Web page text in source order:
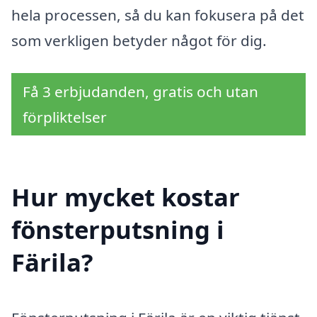
hela processen, så du kan fokusera på det
som verkligen betyder något för dig.
Få 3 erbjudanden, gratis och utan
förpliktelser
Hur mycket kostar
fönsterputsning i
Färila?